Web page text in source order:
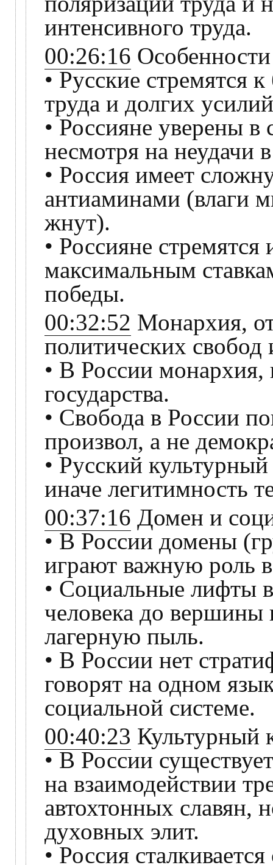
интенсивного труда.
00:26:16 Особенности
• Русские стремятся
труда и долгих
• Россияне уверены в
несмотря на неудачи
• Россия имеет
антиаминами (влаги
жнут).
• Россияне
максимальным
победы.
00:32:52 Монархия,
политических свобод
• В России монархия,
государства.
• Свобода в России
произвол, а не
• Русский
иначе легитимность
00:37:16 Домен и
• В России домены
играют важную роль
• Социальные лифты
человека до вершины
лагерную пыль.
• В России нет
говорят на одном
социальной системе.
00:40:23 Культурный
• В России
на взаимодействии
автохтонных славян,
духовных элит.
• Россия